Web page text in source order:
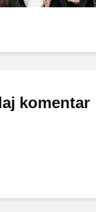
komentar